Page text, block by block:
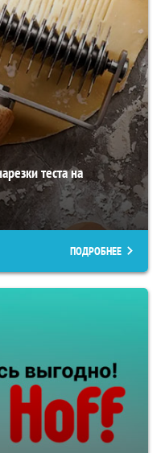
теста на
ПОДРОБНЕЕ